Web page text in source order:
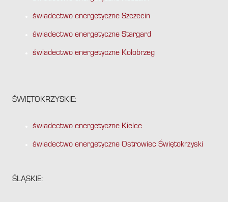
świadectwo energetyczne Szczecin
świadectwo energetyczne Stargard
świadectwo energetyczne Kołobrzeg
ŚWIĘTOKRZYSKIE:
świadectwo energetyczne Kielce
świadectwo energetyczne Ostrowiec Świętokrzyski
ŚLĄSKIE: